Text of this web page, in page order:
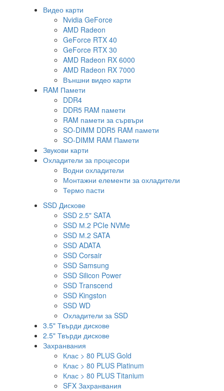
Видео карти
Nvidia GeForce
AMD Radeon
GeForce RTX 40
GeForce RTX 30
AMD Radeon RX 6000
AMD Radeon RX 7000
Външни видео карти
RAM Памети
DDR4
DDR5 RAM памети
RAM памети за сървъри
SO-DIMM DDR5 RAM памети
SO-DIMM RAM Памети
Звукови карти
Охладители за процесори
Водни охладители
Монтажни елементи за охладители
Термо пасти
SSD Дискове
SSD 2.5" SATA
SSD М.2 PCIe NVMe
SSD М.2 SATA
SSD ADATA
SSD Corsair
SSD Samsung
SSD Silicon Power
SSD Transcend
SSD Kingston
SSD WD
Охладители за SSD
3.5" Твърди дискове
2.5" Твърди дискове
Захранвания
Клас > 80 PLUS Gold
Клас > 80 PLUS Platinum
Клас > 80 PLUS Titanium
SFX Захранвания